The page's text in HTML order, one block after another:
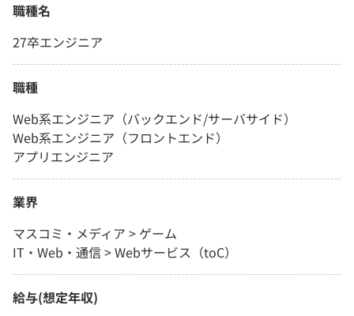
職種名
27卒エンジニア
職種
Web系エンジニア（バックエンド/サーバサイド）
Web系エンジニア（フロントエンド）
アプリエンジニア
業界
マスコミ・メディア > ゲーム
IT・Web・通信 > Webサービス（toC）
給与(想定年収)